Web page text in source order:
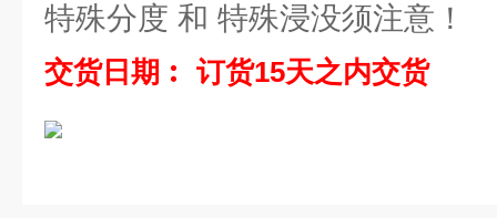
特殊分度 和 特殊浸没须注意！
交货日期︰ 订货15天之内交货